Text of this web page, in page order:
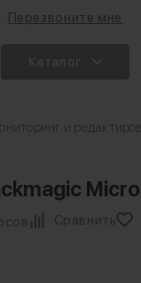
Перезвоните мне
и
Micro
Сравнить